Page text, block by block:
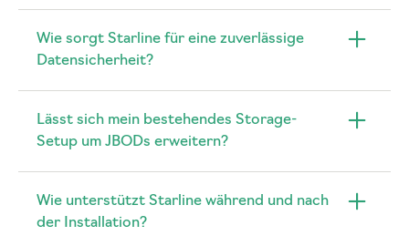
Wie sorgt Starline für eine zuverlässige
Datensicherheit?
Lässt sich mein bestehendes Storage-
Setup um JBODs erweitern?
Wie unterstützt Starline während und nach
der Installation?